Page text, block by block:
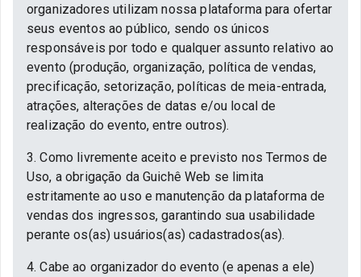
organizadores utilizam nossa plataforma para ofertar
seus eventos ao público, sendo os únicos
responsáveis por todo e qualquer assunto relativo ao
evento (produção, organização, política de vendas,
precificação, setorização, políticas de meia-entrada,
atrações, alterações de datas e/ou local de
realização do evento, entre outros).
3. Como livremente aceito e previsto nos Termos de
Uso, a obrigação da Guichê Web se limita
estritamente ao uso e manutenção da plataforma de
vendas dos ingressos, garantindo sua usabilidade
perante os(as) usuários(as) cadastrados(as).
4. Cabe ao organizador do evento (e apenas a ele)